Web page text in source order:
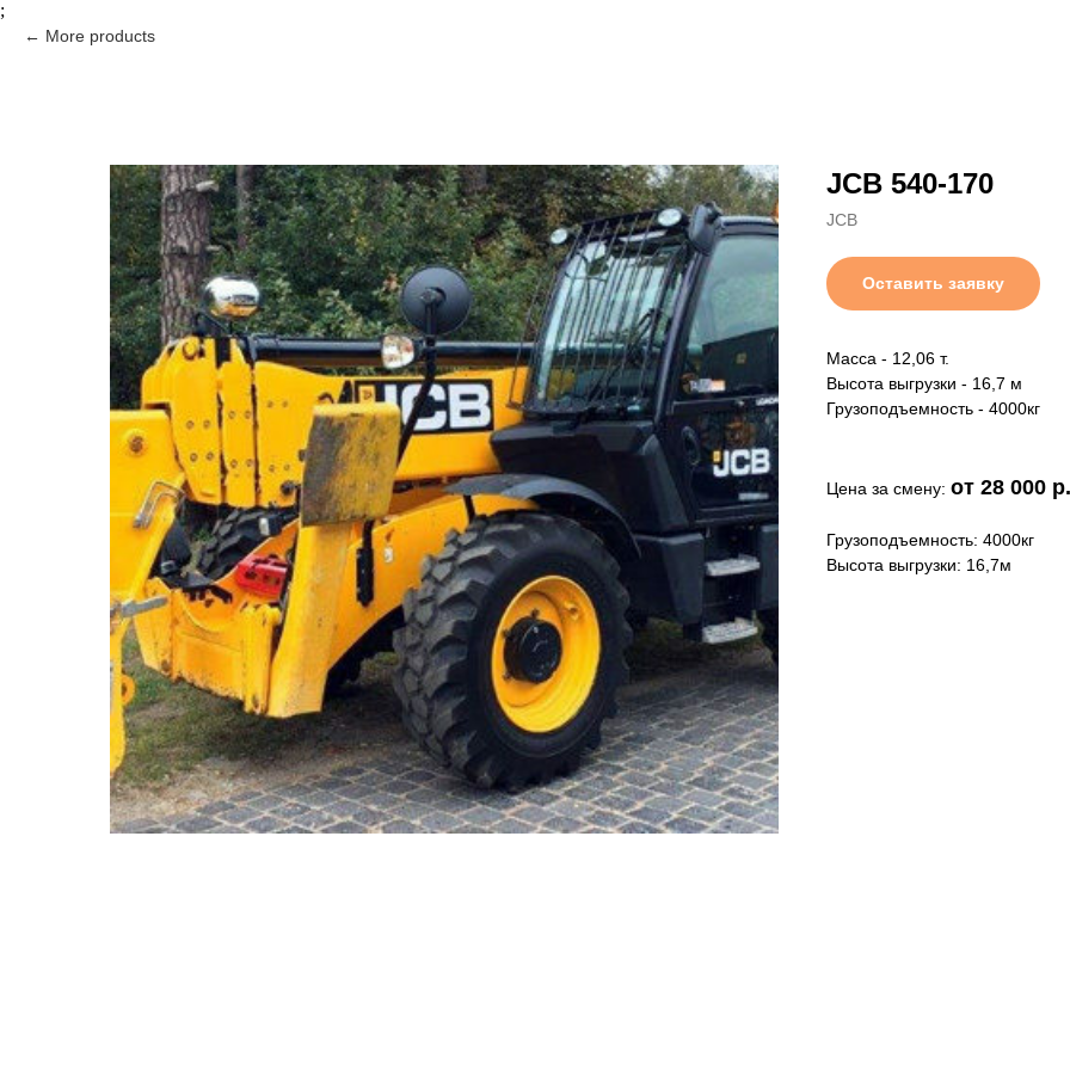
;
More products
JCB 540-170
JCB
Оставить заявку
Масса - 12,06 т.
Высота выгрузки - 16,7 м
Грузоподъемность - 4000кг
Цена за смену: от 28 000 р.
Грузоподъемность: 4000кг
Высота выгрузки: 16,7м